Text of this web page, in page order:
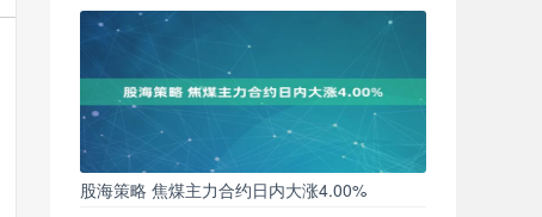
股海策略 焦煤主力合约日内大涨4.00%